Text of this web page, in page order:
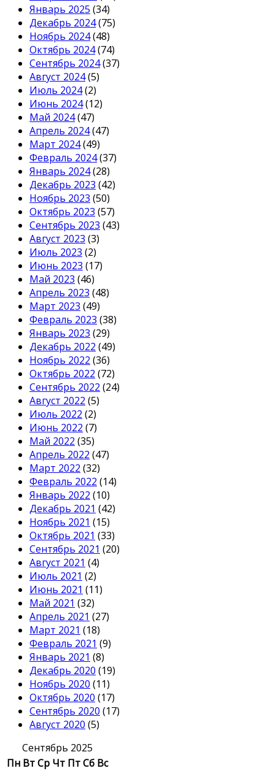
Январь 2025 (34)
Декабрь 2024(75)
Ноябрь 2024(48)
Октябрь 2024(74)
Сентябрь 2024(37)
Август 2024(5)
Июль 2024(2)
Июнь 2024(12)
Май 2024(47)
Апрель 2024(47)
Март 2024(49)
Февраль 2024(37)
Январь 2024(28)
Декабрь 2023 (42)
Ноябрь 2023 (50)
Октябрь 2023 (57)
Сентябрь 2023 (43)
Август 2023 (3)
Июль 2023 (2)
Июнь 2023 (17)
Май 2023 (46)
Апрель 2023 (48)
Март 2023 (49)
Февраль 2023 (38)
Январь 2023 (29)
Декабрь 2022 (49)
Ноябрь 2022 (36)
Октябрь 2022 (72)
Сентябрь 2022 (24)
Август 2022 (5)
Июль 2022 (2)
Июнь 2022 (7)
Май 2022 (35)
Апрель 2022 (47)
Март 2022 (32)
Февраль 2022 (14)
Январь 2022 (10)
Декабрь 2021 (42)
Ноябрь 2021 (15)
Октябрь 2021 (33)
Сентябрь 2021 (20)
Август 2021 (4)
Июль 2021 (2)
Июнь 2021 (11)
Май 2021 (32)
Апрель 2021 (27)
Март 2021 (18)
Февраль 2021 (9)
Январь 2021 (8)
Декабрь 2020 (19)
Ноябрь 2020 (11)
Октябрь 2020 (17)
Сентябрь 2020 (17)
Август 2020 (5)
Сентябрь 2025
Пн ВтСр Чт ПтСб Вс